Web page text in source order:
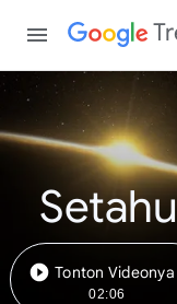
Tonton Videonya
02:06